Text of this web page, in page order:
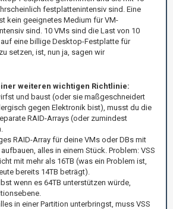
festplattenintensiv sind. Eine
kein geeignetes Medium für VM-
sind. 10 VMs sind die Last von 10
auf eine billige Desktop-Festplatte für
setzen, ist, nun ja, sagen wir
weiteren wichtigen Richtlinie:
und baust (oder sie maßgeschneidert
gegen Elektronik bist), musst du die
RAID-Arrays (oder zumindest
RAID-Array für deine VMs oder DBs mit
alles in einem Stück. Problem: VSS
mit mehr als 16TB (was ein Problem ist,
bereits 14TB beträgt).
wenn es 64TB unterstützen würde,
in einer Partition unterbringst, muss VSS